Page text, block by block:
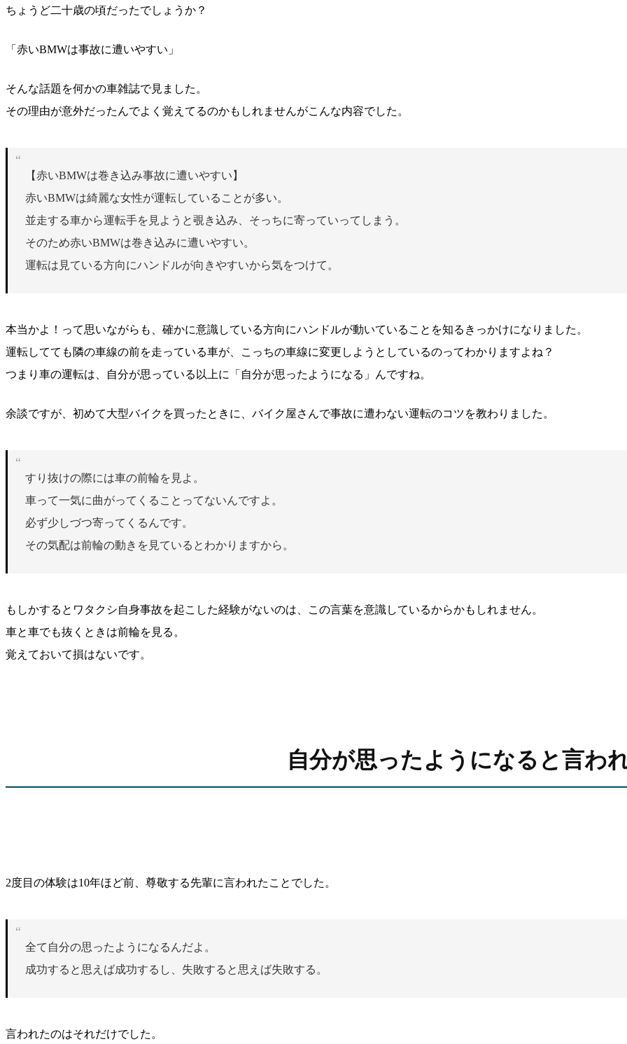
ちょうど二十歳の頃だったでしょうか？
「赤いBMWは事故に遭いやすい」
そんな話題を何かの車雑誌で見ました。
その理由が意外だったんでよく覚えてるのかもしれませんがこんな内容でした。
【赤いBMWは巻き込み事故に遭いやすい】
赤いBMWは綺麗な女性が運転していることが多い。
並走する車から運転手を見ようと覗き込み、そっちに寄っていってしまう。
そのため赤いBMWは巻き込みに遭いやすい。
運転は見ている方向にハンドルが向きやすいから気をつけて。
本当かよ！って思いながらも、確かに意識している方向にハンドルが動いていることを知るきっかけになりました。
運転してても隣の車線の前を走っている車が、こっちの車線に変更しようとしているのってわかりますよね？
つまり車の運転は、自分が思っている以上に「自分が思ったようになる」んですね。
余談ですが、初めて大型バイクを買ったときに、バイク屋さんで事故に遭わない運転のコツを教わりました。
すり抜けの際には車の前輪を見よ。
車って一気に曲がってくることってないんですよ。
必ず少しづつ寄ってくるんです。
その気配は前輪の動きを見ているとわかりますから。
もしかするとワタクシ自身事故を起こした経験がないのは、この言葉を意識しているからかもしれません。
車と車でも抜くときは前輪を見る。
覚えておいて損はないです。
自分が思ったようになると言わ
2度目の体験は10年ほど前、尊敬する先輩に言われたことでした。
全て自分の思ったようになるんだよ。
成功すると思えば成功するし、失敗すると思えば失敗する。
言われたのはそれだけでした。